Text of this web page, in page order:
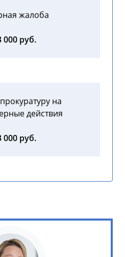
жалоба
000 руб.
на
действия
000 руб.